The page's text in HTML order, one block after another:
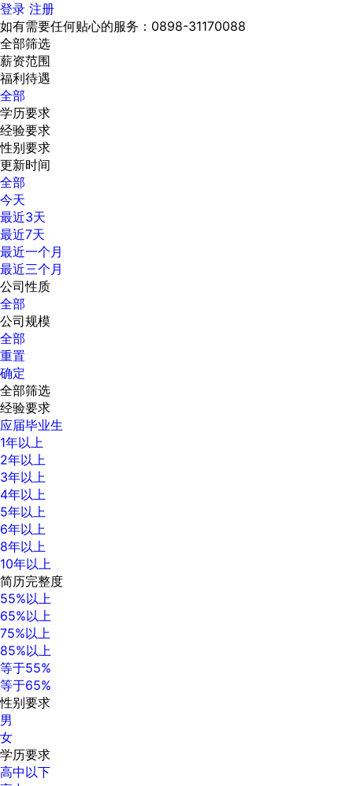
登录 注册
如有需要任何贴心的服务：0898-31170088
全部筛选
薪资范围
福利待遇
全部
学历要求
经验要求
性别要求
更新时间
全部
今天
最近3天
最近7天
最近一个月
最近三个月
公司性质
全部
公司规模
全部
重置
确定
全部筛选
经验要求
应届毕业生
1年以上
2年以上
3年以上
4年以上
5年以上
6年以上
8年以上
10年以上
简历完整度
55%以上
65%以上
75%以上
85%以上
等于55%
等于65%
性别要求
男
女
学历要求
高中以下